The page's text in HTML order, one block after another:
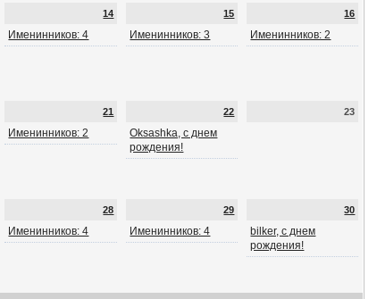
14
Именинников: 4
15
Именинников: 3
16
Именинников: 2
21
Именинников: 2
22
Oksashka, с днем
рождения!
23
28
Именинников: 4
29
Именинников: 4
30
bilker, с днем
рождения!